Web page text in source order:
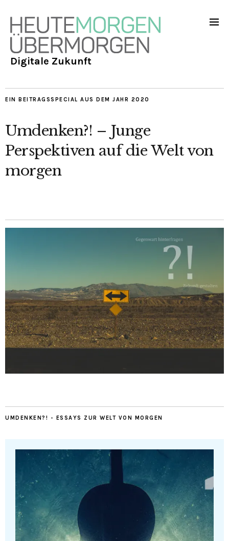
Digitale Zukunft
EIN BEITRAGSSPECIAL AUS DEM JAHR 2020
Umdenken?! – Junge
Perspektiven auf die Welt von
morgen
UMDENKEN?! - ESSAYS ZUR WELT VON MORGEN